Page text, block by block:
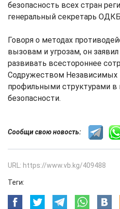
безопасность всех стран
генеральный секретарь
Говоря о методах
вызовам и угрозам, он
развивать всестороннее
Содружеством Независимых
профильными структурами в
безопасности.
Сообщи свою новость:
URL: https://www.vb.kg/409488
Теги: